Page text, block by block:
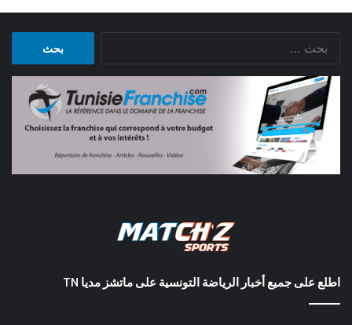
اطلع على جميع أخبار الرياضة التونسية على ماتشز مديا TN